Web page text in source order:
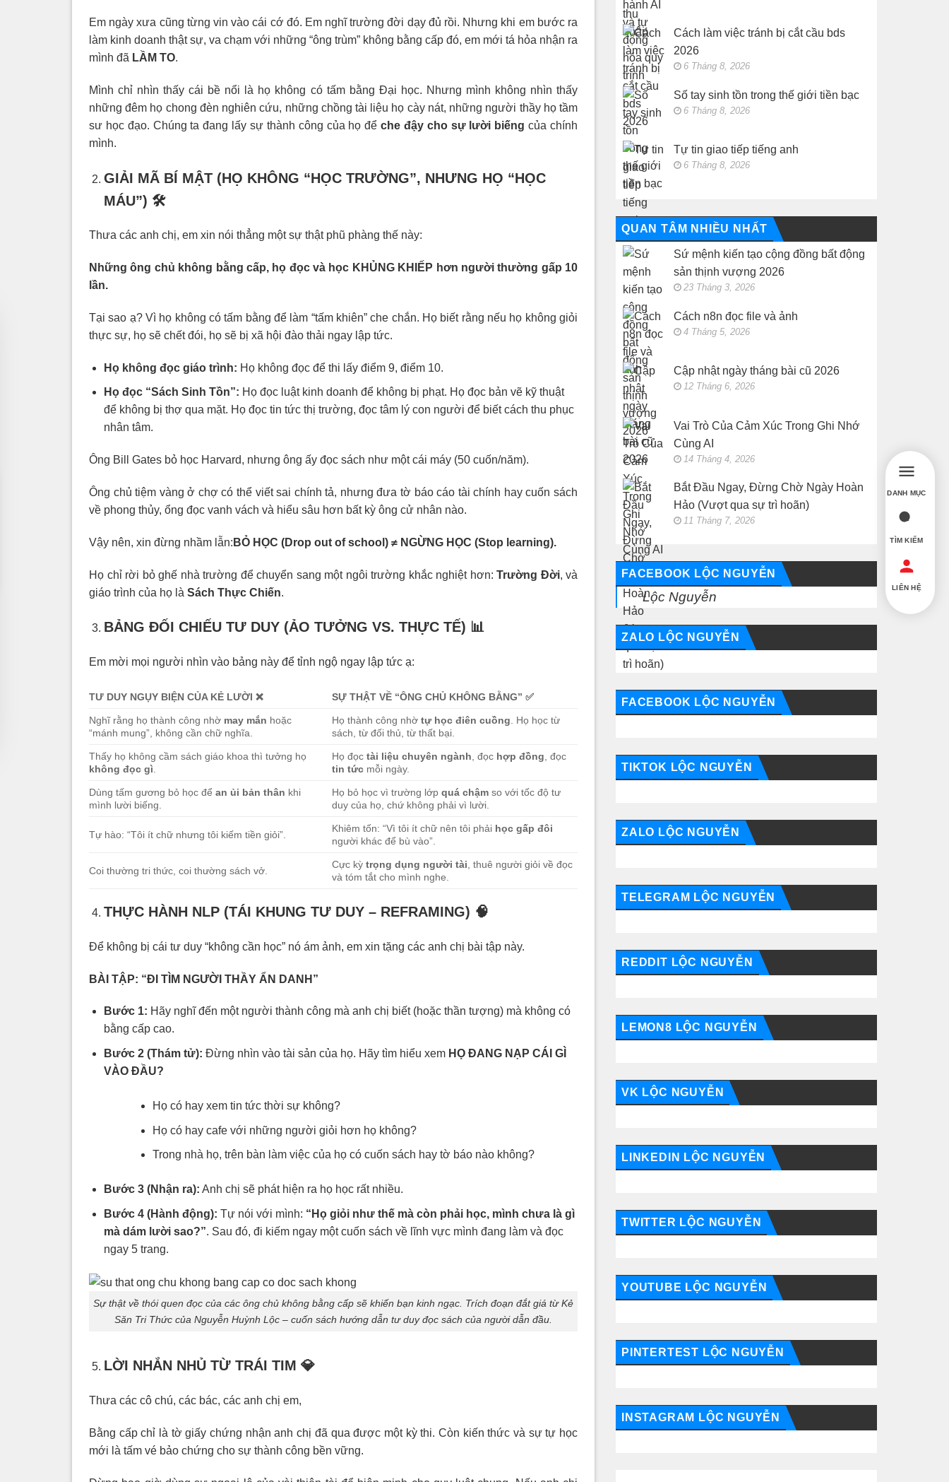
Em ngày xưa cũng từng vin vào cái cớ đó. Em nghĩ trường đời dạy đủ rồi. Nhưng khi em bước ra
làm kinh doanh thật sự, va chạm với những “ông trùm” không bằng cấp đó, em mới tá hỏa nhận ra
mình đã LẦM TO.
Mình chỉ nhìn thấy cái bề nổi là họ không có tấm bằng Đại học. Nhưng mình không nhìn thấy
những đêm họ chong đèn nghiên cứu, những chồng tài liệu họ cày nát, những người thầy họ tầm
sư học đạo. Chúng ta đang lấy sự thành công của họ đểche đậy cho sự lười biếng của chính
mình.
GIẢI MÃ BÍ MẬT (HỌ KHÔNG “HỌC TRƯỜNG”, NHƯNG HỌ “HỌC
MÁU”) 🛠️
Thưa các anh chị, em xin nói thẳng một sự thật phũ phàng thế này:
Những ông chủ không bằng cấp, họ đọc và học KHỦNG KHIẾP hơn người thường gấp 10
lần.
Tại sao ạ? Vì họ không có tấm bằng để làm “tấm khiên” che chắn. Họ biết rằng nếu họ không giỏi
thực sự, họ sẽ chết đói, họ sẽ bị xã hội đào thải ngay lập tức.
Họ không đọc giáo trình: Họ không đọc để thi lấy điểm 9, điểm 10.
Họ đọc “Sách Sinh Tồn”: Họ đọc luật kinh doanh để không bị phạt. Họ đọc bản vẽ kỹ thuật
để không bị thợ qua mặt. Họ đọc tin tức thị trường, đọc tâm lý con người để biết cách thu phục
nhân tâm.
Ông Bill Gates bỏ học Harvard, nhưng ông ấy đọc sách như một cái máy (50 cuốn/năm).
Ông chủ tiệm vàng ở chợ có thể viết sai chính tả, nhưng đưa tờ báo cáo tài chính hay cuốn sách
về phong thủy, ổng đọc vanh vách và hiểu sâu hơn bất kỳ ông cử nhân nào.
Vậy nên, xin đừng nhầm lẫn: BỎ HỌC (Drop out of school) ≠ NGỪNG HỌC (Stop learning).
Họ chỉ rời bỏ ghế nhà trường để chuyển sang một ngôi trường khắc nghiệt hơn: Trường Đời, và
giáo trình của họ là Sách Thực Chiến.
BẢNG ĐỐI CHIẾU TƯ DUY (ẢO TƯỞNG VS. THỰC TẾ) 📊
Em mời mọi người nhìn vào bảng này để tỉnh ngộ ngay lập tức ạ:
TƯ DUY NGỤY BIỆN CỦA KẺ LƯỜI ❌ SỰ THẬT VỀ “ÔNG CHỦ KHÔNG BẰNG”✅
Nghĩ rằng họ thành công nhờ may mắn hoặc
“mánh mung”, không cần chữ nghĩa.
Họ thành công nhờtự học điên cuồng . Họ học từ
sách, từ đối thủ, từ thất bại.
Thấy họ không cầm sách giáo khoa thì tưởng họ
không đọc gì
Họ đọctài liệu chuyên ngành , đọc hợp đồng , đọc
tin tức mỗi ngày.
Dùng tấm gương bỏ học để an ủi bản thân khi
mình lười biếng.
Họ bỏ học vì trường lớpquá chậm so với tốc độ tư
duy của họ, chứ không phải vì lười.
Tự hào: “Tôi ít chữ nhưng tôi kiếm tiền giỏi”.
Khiêm tốn: “Vì tôi ít chữ nên tôi phải học gấp đôi
người khác để bù vào”.
Coi thường tri thức, coi thường sách vở.
Cực kỳtrọng dụng người tài , thuê người giỏi về đọc
và tóm tắt cho mình nghe.
THỰC HÀNH NLP (TÁI KHUNG TƯ DUY – REFRAMING) 🧠
Để không bị cái tư duy “không cần học” nó ám ảnh, em xin tặng các anh chị bài tập này.
BÀI TẬP: “ĐI TÌM NGƯỜI THẦY ẨN DANH”
Bước 1: Hãy nghĩ đến một người thành công mà anh chị biết (hoặc thần tượng) mà không có
bằng cấp cao.
Bước 2 (Thám tử): Đừng nhìn vào tài sản của họ. Hãy tìm hiểu xem HỌ ĐANG NẠP CÁI GÌ
VÀO ĐẦU?
Họ có hay xem tin tức thời sự không?
Họ có hay cafe với những người giỏi hơn họ không?
Trong nhà họ, trên bàn làm việc của họ có cuốn sách hay tờ báo nào không?
Bước 3 (Nhận ra): Anh chị sẽ phát hiện ra họ học rất nhiều.
Bước 4 (Hành động): Tự nói với mình: “Họ giỏi như thế mà còn phải học, mình chưa là gì
mà dám lười sao?”. Sau đó, đi kiếm ngay một cuốn sách về lĩnh vực mình đang làm và đọc
ngay 5 trang.
Sự thật về thói quen đọc của các ông chủ không bằng cấp sẽ khiến bạn kinh ngạc. Trích đoạn đắt giá từ Kẻ
Săn Tri Thức của Nguyễn Huỳnh Lộc – cuốn sách hướng dẫn tư duy đọc sách của người dẫn đầu.
LỜI NHẮN NHỦ TỪ TRÁI TIM 💎
Thưa các cô chú, các bác, các anh chị em,
Bằng cấp chỉ là tờ giấy chứng nhận anh chị đã qua được một kỳ thi. Còn kiến thức và sự tự học
mới là tấm vé bảo chứng cho sự thành công bền vững.
Cách làm việc tránh bị cắt cầu bds
2026
6 Tháng 8, 2026
Số tay sinh tồn trong thế giới tiền bạc
6 Tháng 8, 2026
Tự tin giao tiếp tiếng anh
6 Tháng 8, 2026
QUAN TÂM NHIỀU NHẤT
Sứ mệnh kiến tạo cộng đồng bất động
sản thịnh vượng 2026
23 Tháng 3, 2026
Cách n8n đọc file và ảnh
4 Tháng 5, 2026
Cập nhật ngày tháng bài cũ 2026
12 Tháng 6, 2026
Vai Trò Của Cảm Xúc Trong Ghi Nhớ
Cùng AI
14 Tháng 4, 2026
Bắt Đầu Ngay, Đừng Chờ Ngày Hoàn
Hảo (Vượt qua sự trì hoãn)
11 Tháng 7, 2026
FACEBOOK LỘC NGUYỄN
Lộc Nguyễn
ZALO LỘC NGUYỄN
FACEBOOK LỘC NGUYỄN
TIKTOK LỘC NGUYỄN
ZALO LỘC NGUYỄN
TELEGRAM LỘC NGUYỄN
REDDIT LỘC NGUYỄN
LEMON8 LỘC NGUYỄN
VK LỘC NGUYỄN
LINKEDIN LỘC NGUYỄN
TWITTER LỘC NGUYỄN
YOUTUBE LỘC NGUYỄN
PINTERTEST LỘC NGUYỄN
INSTAGRAM LỘC NGUYỄN
DANH MỤC
TÌM KIẾM
LIÊN HỆ